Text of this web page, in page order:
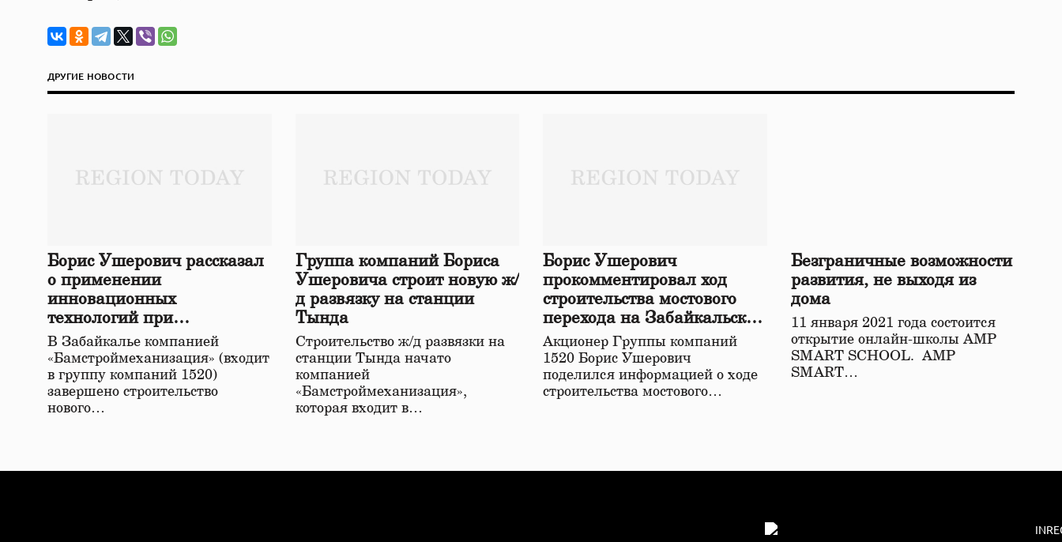
ДРУГИЕ НОВОСТИ
Борис Ушерович рассказал
о применении
инновационных
технологий при
строительстве нового моста
в Забайкалье
В Забайкалье компанией
«Бамстроймеханизация» (входит
в группу компаний 1520)
завершено строительство
нового…
Группа компаний Бориса
Ушеровича строит новую ж/
д развязку на станции
Тында
Строительство ж/д развязки на
станции Тында начато
компанией
«Бамстроймеханизация»,
которая входит в…
Борис Ушерович
прокомментировал ход
строительства мостового
перехода на Забайкальской
железной дороге
Акционер Группы компаний
1520 Борис Ушерович
поделился информацией о ходе
строительства мостового…
Безграничные возможности
развития, не выходя из
дома
11 января 2021 года состоится
открытие онлайн-школы АМР
SMART SCHOOL. АМР
SMART…